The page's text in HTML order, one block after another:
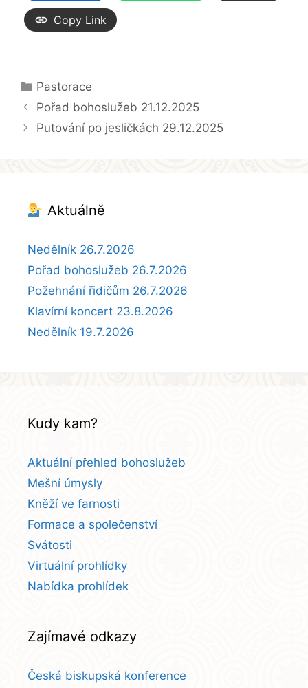
Copy Link
Rubriky
Pastorace
Pořad bohoslužeb 21.12.2025
Putování po jesličkách 29.12.2025
Aktuálně
Nedělník 26.7.2026
Pořad bohoslužeb 26.7.2026
Požehnání řidičům 26.7.2026
Klavírní koncert 23.8.2026
Nedělník 19.7.2026
Kudy kam?
Aktuální přehled bohoslužeb
Mešní úmysly
Kněží ve farnosti
Formace a společenství
Svátosti
Virtuální prohlídky
Nabídka prohlídek
Zajímavé odkazy
Česká biskupská konference